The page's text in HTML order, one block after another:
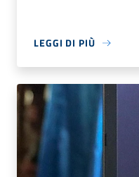
LEGGI DI PIÙ